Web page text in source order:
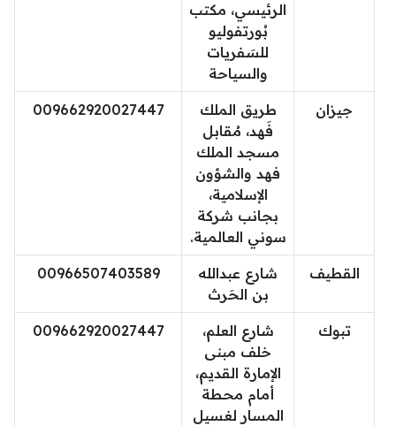
الرئيسي، مكتب
بُورتفوليو
للسَفريات
والسياحة
جيزان
طريق الملك
فَهد، مُقابل
مسجد الملك
فهد والشؤون
الإسلامية،
بجانب شركة
سوني العالمية.
009662920027447
القطيف
شارع عبدالله
بن الحَرث
00966507403589
تبوك
شارع العلم،
خلف مبنى
الإمارة القديم،
أمام محطة
المسار لغسيل
009662920027447